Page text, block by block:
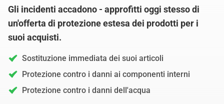
Gli incidenti accadono - approfitti oggi stesso di
un'offerta di protezione estesa dei prodotti per i
suoi acquisti.
Sostituzione immediata dei suoi articoli
Protezione contro i danni ai componenti interni
Protezione contro i danni dell'acqua